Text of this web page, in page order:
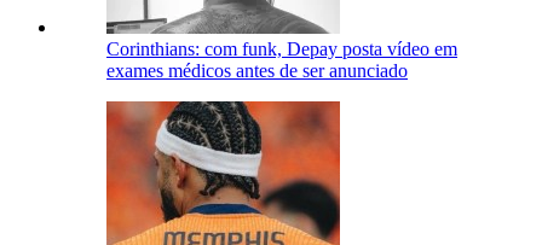
Corinthians: com funk, Depay posta vídeo em
exames médicos antes de ser anunciado